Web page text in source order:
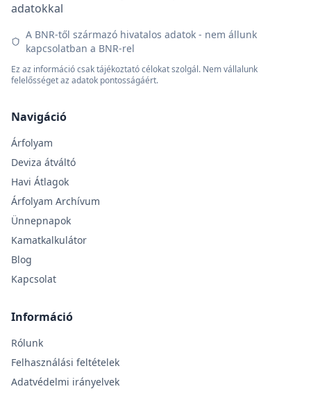
adatokkal
A BNR-től származó hivatalos adatok - nem állunk
kapcsolatban a BNR-rel
Ez az információ csak tájékoztató célokat szolgál. Nem vállalunk
felelősséget az adatok pontosságáért.
Navigáció
Árfolyam
Deviza átváltó
Havi Átlagok
Árfolyam Archívum
Ünnepnapok
Kamatkalkulátor
Blog
Kapcsolat
Információ
Rólunk
Felhasználási feltételek
Adatvédelmi irányelvek